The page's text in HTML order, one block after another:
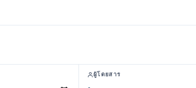
ผู้โดยสาร